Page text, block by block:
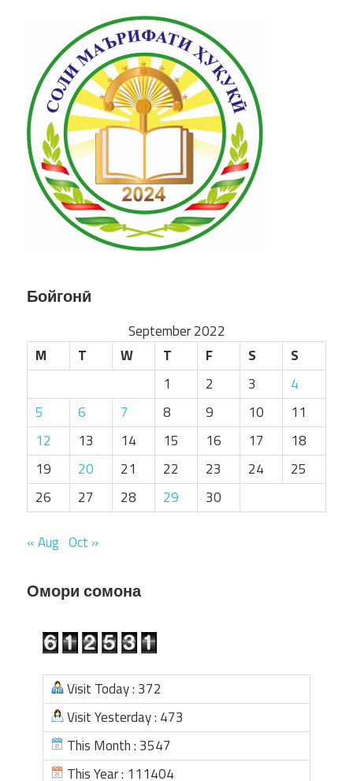
Бойгонӣ
September 2022
M
T W T F S
S
1
2 3
4
5
6 7 8 9 10
11
12
13 14 15 16 17
18
19
20 21 22 23 24
25
26
27 28 29 30
« Aug Oct »
Омори сомона
Visit Today : 372
Visit Yesterday : 473
This Month : 3547
This Year : 111404